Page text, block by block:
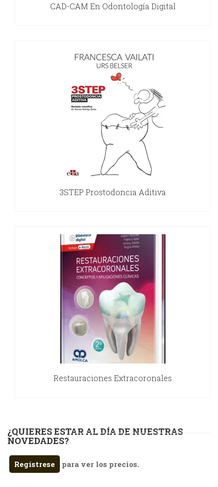
CAD-CAM En Odontología Digital
3STEP Prostodoncia Aditiva
Restauraciones Extracoronales
¿QUIERES ESTAR AL DÍA DE NUESTRAS
NOVEDADES?
Regístrese para ver los precios.